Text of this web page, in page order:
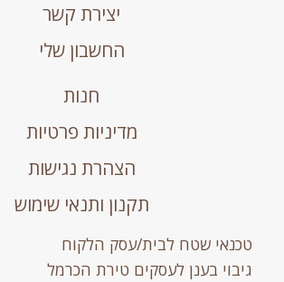
יצירת קשר
החשבון שלי
חנות
מדיניות פרטיות
הצהרת נגישות
תקנון ותנאי שימוש
טכנאי שטח לבית/עסק הלקוח
גיבוי בענן לעסקים טירת הכרמל